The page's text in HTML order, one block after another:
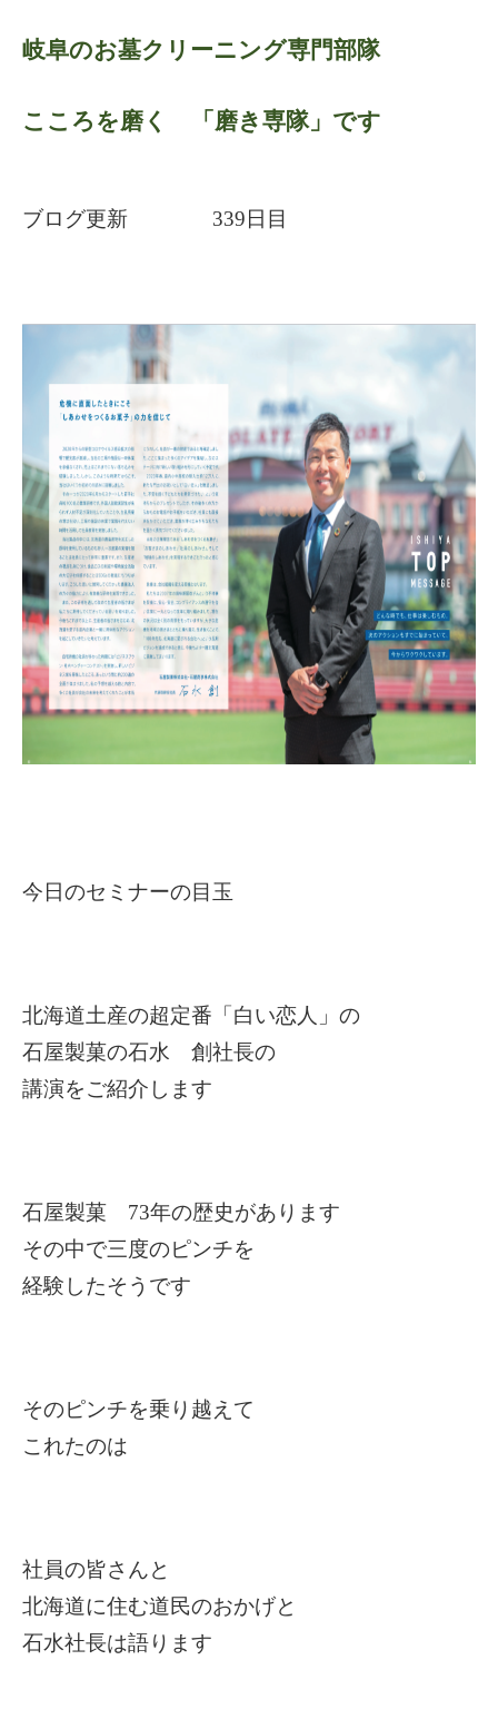
岐阜のお墓クリーニング専門部隊
こころを磨く 「磨き専隊」です
ブログ更新 339日目
今日のセミナーの目玉
北海道土産の超定番「白い恋人」の
石屋製菓の石水 創社長の
講演をご紹介します
石屋製菓 73年の歴史があります
その中で三度のピンチを
経験したそうです
そのピンチを乗り越えて
これたのは
社員の皆さんと
北海道に住む道民のおかげと
石水社長は語ります